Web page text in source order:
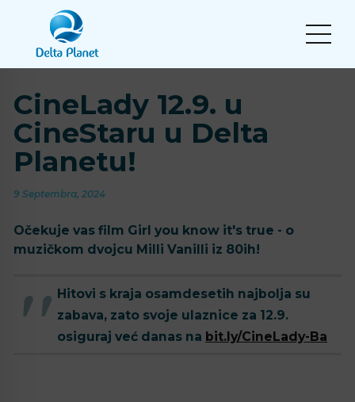
CineLady 12.9. u
CineStaru u Delta
Planetu!
9 Septembra, 2024
Očekuje vas film Girl you know it's true - o
muzičkom dvojcu Milli Vanilli iz 80ih!
Hitovi s kraja osamdesetih najbolja su
zabava, zato svoje ulaznice za 12.9.
osiguraj već danas na bit.ly/CineLady-Ba